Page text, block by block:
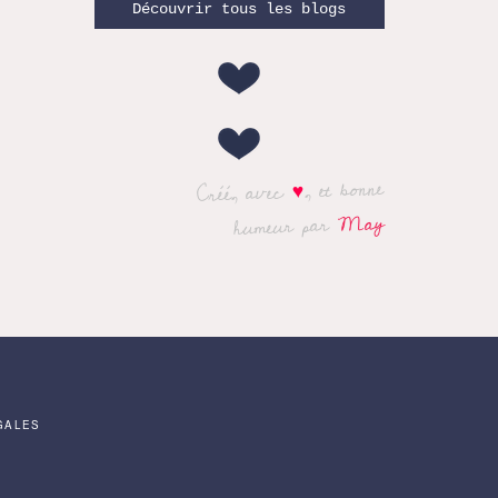
Découvrir tous les blogs
Créé, avec♥, et bonne
humeur parMay